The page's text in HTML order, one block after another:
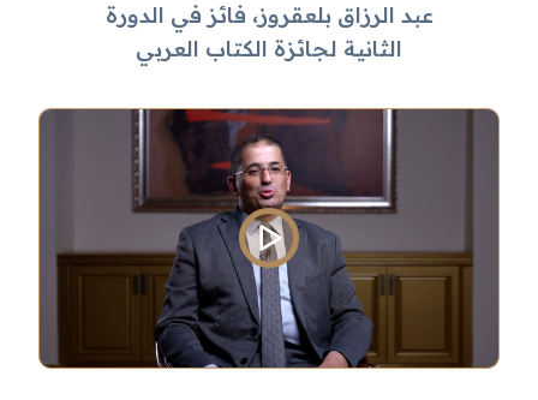
عبد الرزاق بلعقروز، فائز في الدورة
الثانية لجائزة الكتاب العربي